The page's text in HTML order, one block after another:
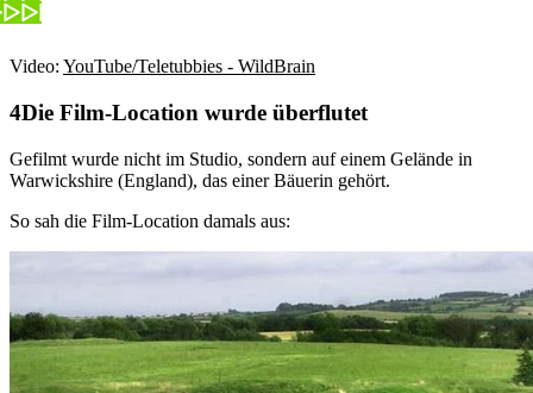
Video: YouTube/Teletubbies - WildBrain
Die Film-Location wurde überflutet
Gefilmt wurde nicht im Studio, sondern auf einem Gelände in
Warwickshire (England), das einer Bäuerin gehört.
So sah die Film-Location damals aus: